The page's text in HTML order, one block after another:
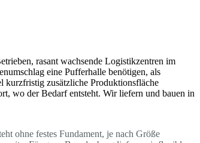
rasant wachsende Logistikzentren im
eine Pufferhalle benötigen, als
kurzfristig zusätzliche Produktionsfläche
wo der Bedarf entsteht. Wir liefern und bauen in
ohne festes Fundament, je nach Größe